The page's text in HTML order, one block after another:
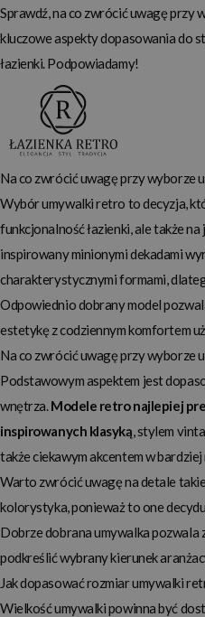
Sprawdź, na co zwrócić uwagę przy
kluczowe aspekty dopasowania do
łazienki. Podpowiadamy!
Na co zwrócić uwagę przy wyborze
Wybór umywalki retro to decyzja,
funkcjonalność łazienki, ale także
inspirowany minionymi dekadami
charakterystycznymi formami,
Odpowiednio dobrany model
estetykę z codziennym komfortem
Na co zwrócić uwagę przy wyborze
Podstawowym aspektem jest
wnętrza.Modele retro najlepiej
inspirowanych klasyką, stylem
także ciekawym akcentem w
Warto zwrócić uwagę na detale
kolorystyka, ponieważ to one
Dobrze dobrana umywalka
podkreślić wybrany kierunek
Jak dopasować rozmiar umywalki
Wielkość umywalki powinna być